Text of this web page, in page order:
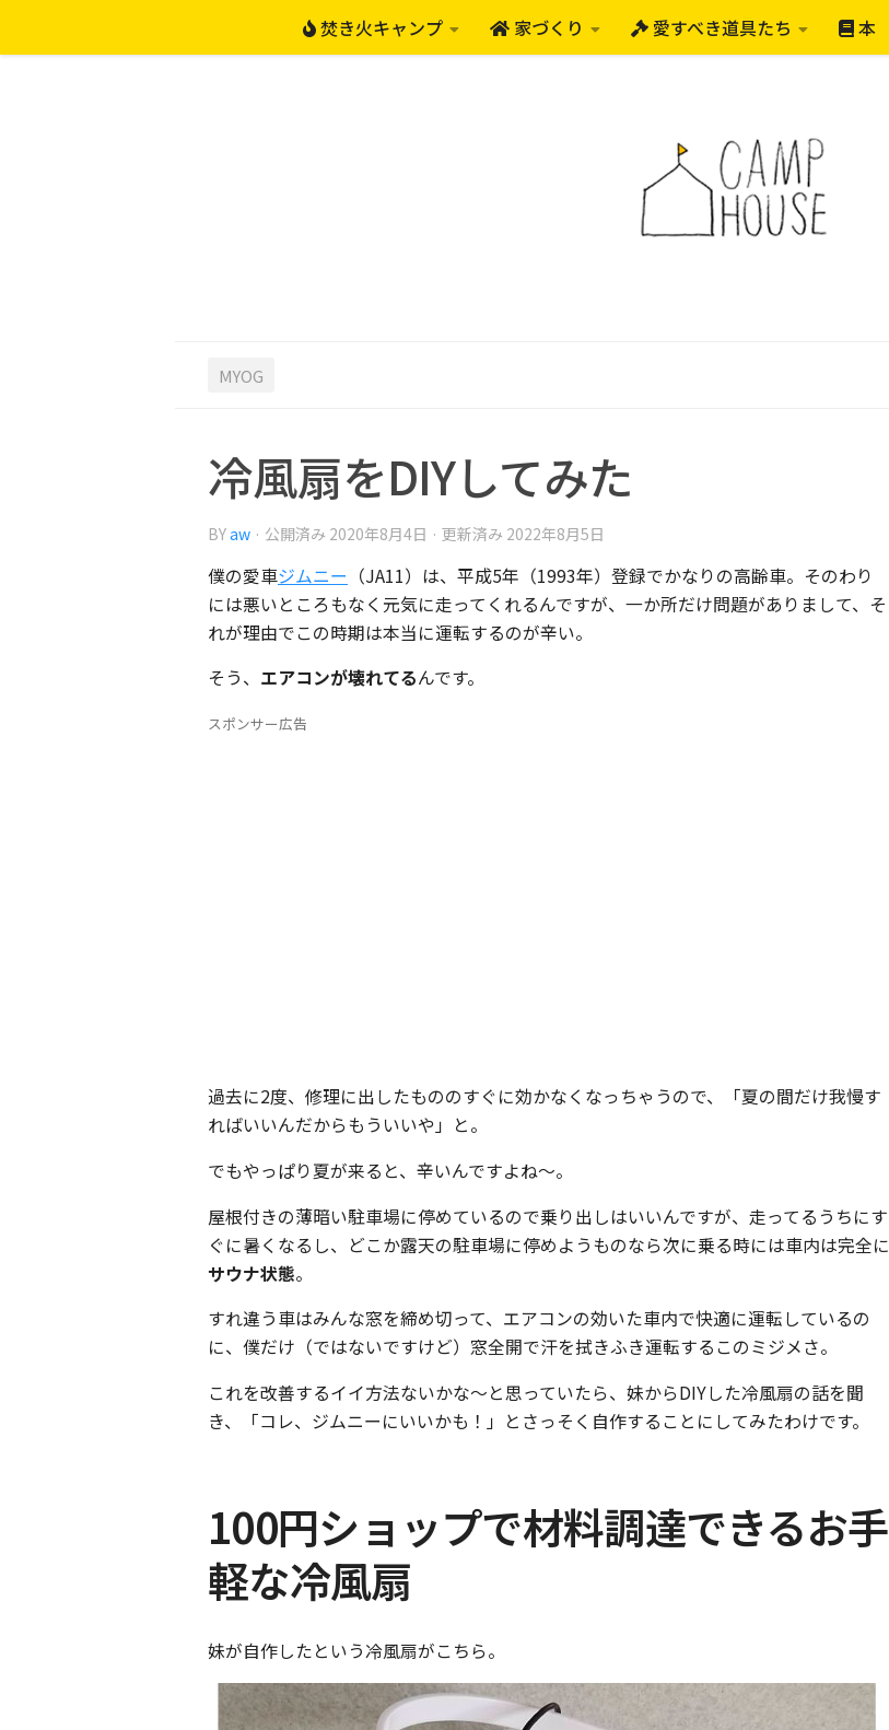
焚き火キャンプ 家づくり 愛すべき道具たち 本
MYOG
冷風扇をDIYしてみた
BYaw · 公開済み 2020年8月4日 · 更新済み 2022年8月5日
僕の愛車ジムニー （JA11）は、平成5年（1993年）登録でかなりの高齢車。そのわり
には悪いところもなく元気に走ってくれるんですが、一か所だけ問題がありまして、そ
れが理由でこの時期は本当に運転するのが辛い。
そう、 エアコンが壊れてるんです。
スポンサー広告
過去に2度、修理に出したもののすぐに効かなくなっちゃうので、「夏の間だけ我慢す
ればいいんだからもういいや」と。
でもやっぱり夏が来ると、辛いんですよね〜。
屋根付きの薄暗い駐車場に停めているので乗り出しはいいんですが、走ってるうちにす
ぐに暑くなるし、どこか露天の駐車場に停めようものなら次に乗る時には車内は完全に
サウナ状態。
すれ違う車はみんな窓を締め切って、エアコンの効いた車内で快適に運転しているの
に、僕だけ（ではないですけど）窓全開で汗を拭きふき運転するこのミジメさ。
これを改善するイイ方法ないかな〜と思っていたら、妹からDIYした冷風扇の話を聞
き、「コレ、ジムニーにいいかも！」とさっそく自作することにしてみたわけです。
100円ショップで材料調達できるお手
軽な冷風扇
妹が自作したという冷風扇がこちら。